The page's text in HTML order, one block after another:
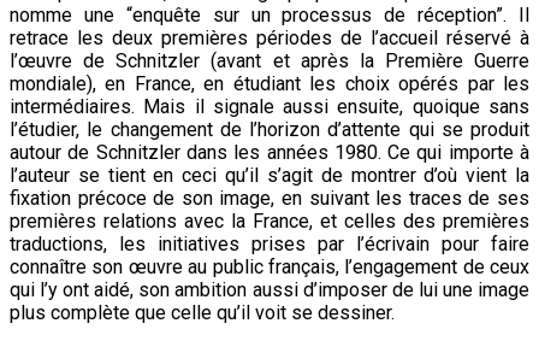
nomme une “enquête sur un processus de réception”. Il
retrace les deux premières périodes de l’accueil réservé à
l’œuvre de Schnitzler (avant et après la Première Guerre
mondiale), en France, en étudiant les choix opérés par les
intermédiaires. Mais il signale aussi ensuite, quoique sans
l’étudier, le changement de l’horizon d’attente qui se produit
autour de Schnitzler dans les années 1980. Ce qui importe à
l’auteur se tient en ceci qu’il s’agit de montrer d’où vient la
fixation précoce de son image, en suivant les traces de ses
premières relations avec la France, et celles des premières
traductions, les initiatives prises par l’écrivain pour faire
connaître son œuvre au public français, l’engagement de ceux
qui l’y ont aidé, son ambition aussi d’imposer de lui une image
plus complète que celle qu’il voit se dessiner.